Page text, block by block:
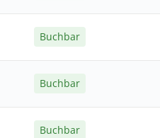
Buchbar
Buchbar
Buchbar